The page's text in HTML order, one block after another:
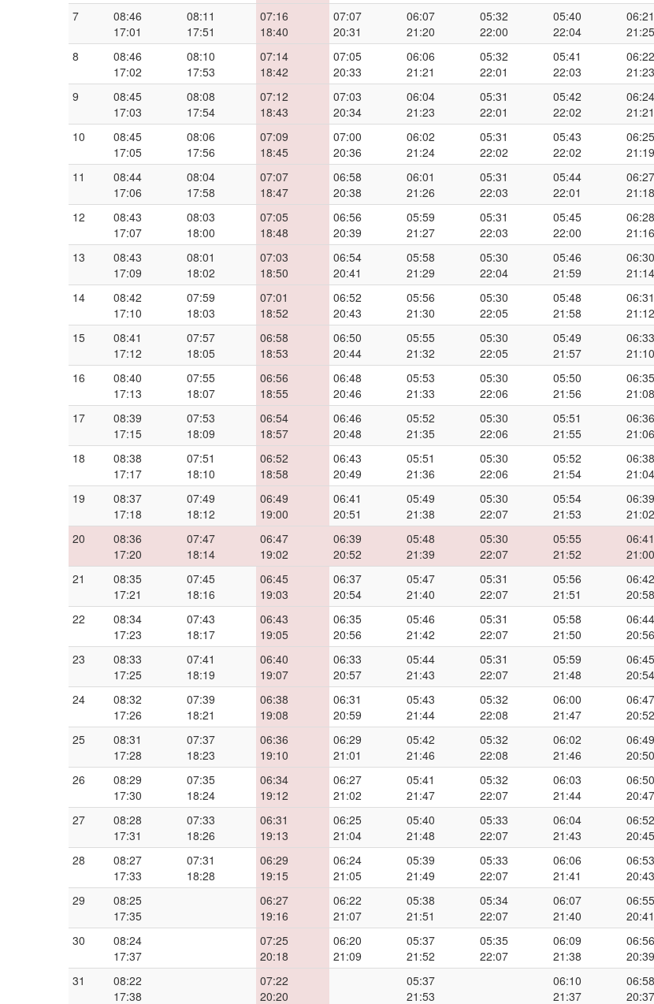
7
08:46
17:01
08:11
17:51
07:16
18:40
07:07
20:31
06:07
21:20
05:32
22:00
05:40
22:04
06:21
21:25
8
08:46
17:02
08:10
17:53
07:14
18:42
07:05
20:33
06:06
21:21
05:32
22:01
05:41
22:03
06:22
21:23
9
08:45
17:03
08:08
17:54
07:12
18:43
07:03
20:34
06:04
21:23
05:31
22:01
05:42
22:02
06:24
21:21
10
08:45
17:05
08:06
17:56
07:09
18:45
07:00
20:36
06:02
21:24
05:31
22:02
05:43
22:02
06:25
21:19
11
08:44
17:06
08:04
17:58
07:07
18:47
06:58
20:38
06:01
21:26
05:31
22:03
05:44
22:01
06:27
21:18
12
08:43
17:07
08:03
18:00
07:05
18:48
06:56
20:39
05:59
21:27
05:31
22:03
05:45
22:00
06:28
21:16
13
08:43
17:09
08:01
18:02
07:03
18:50
06:54
20:41
05:58
21:29
05:30
22:04
05:46
21:59
06:30
21:14
14
08:42
17:10
07:59
18:03
07:01
18:52
06:52
20:43
05:56
21:30
05:30
22:05
05:48
21:58
06:31
21:12
15
08:41
17:12
07:57
18:05
06:58
18:53
06:50
20:44
05:55
21:32
05:30
22:05
05:49
21:57
06:33
21:10
16
08:40
17:13
07:55
18:07
06:56
18:55
06:48
20:46
05:53
21:33
05:30
22:06
05:50
21:56
06:35
21:08
17
08:39
17:15
07:53
18:09
06:54
18:57
06:46
20:48
05:52
21:35
05:30
22:06
05:51
21:55
06:36
21:06
18
08:38
17:17
07:51
18:10
06:52
18:58
06:43
20:49
05:51
21:36
05:30
22:06
05:52
21:54
06:38
21:04
19
08:37
17:18
07:49
18:12
06:49
19:00
06:41
20:51
05:49
21:38
05:30
22:07
05:54
21:53
06:39
21:02
20
08:36
17:20
07:47
18:14
06:47
19:02
06:39
20:52
05:48
21:39
05:30
22:07
05:55
21:52
06:41
21:00
21
08:35
17:21
07:45
18:16
06:45
19:03
06:37
20:54
05:47
21:40
05:31
22:07
05:56
21:51
06:42
20:58
22
08:34
17:23
07:43
18:17
06:43
19:05
06:35
20:56
05:46
21:42
05:31
22:07
05:58
21:50
06:44
20:56
23
08:33
17:25
07:41
18:19
06:40
19:07
06:33
20:57
05:44
21:43
05:31
22:07
05:59
21:48
06:45
20:54
24
08:32
17:26
07:39
18:21
06:38
19:08
06:31
20:59
05:43
21:44
05:32
22:08
06:00
21:47
06:47
20:52
25
08:31
17:28
07:37
18:23
06:36
19:10
06:29
21:01
05:42
21:46
05:32
22:08
06:02
21:46
06:49
20:50
26
08:29
17:30
07:35
18:24
06:34
19:12
06:27
21:02
05:41
21:47
05:32
22:07
06:03
21:44
06:50
20:47
27
08:28
17:31
07:33
18:26
06:31
19:13
06:25
21:04
05:40
21:48
05:33
22:07
06:04
21:43
06:52
20:45
28
08:27
17:33
07:31
18:28
06:29
19:15
06:24
21:05
05:39
21:49
05:33
22:07
06:06
21:41
06:53
20:43
29
08:25
17:35
06:27
19:16
06:22
21:07
05:38
21:51
05:34
22:07
06:07
21:40
06:55
20:41
30
08:24
17:37
07:25
20:18
06:20
21:09
05:37
21:52
05:35
22:07
06:09
21:38
06:56
20:39
31
08:22
17:38
07:22
20:20
05:37
21:53
06:10
21:37
06:58
20:37